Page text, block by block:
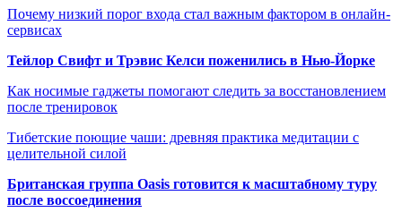
Почему низкий порог входа стал важным фактором в онлайн-
сервисах
Тейлор Свифт и Трэвис Келси поженились в Нью-Йорке
Как носимые гаджеты помогают следить за восстановлением
после тренировок
Тибетские поющие чаши: древняя практика медитации с
целительной силой
Британская группа Oasis готовится к масштабному туру
после воссоединения